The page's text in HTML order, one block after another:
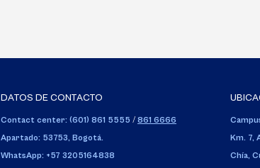
DATOS DE CONTACTO
Contact center: (601) 861 5555 / 861 6666
Apartado: 53753, Bogotá.
WhatsApp: +57 3205164838
Km. 7,
Chía,